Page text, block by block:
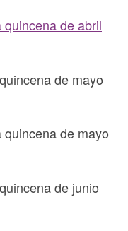
de abril
de mayo
de mayo
de junio